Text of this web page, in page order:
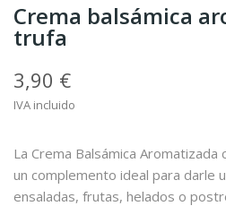
Crema balsámica
trufa
3,90 €
IVA incluido
La Crema Balsámica Aromatizada
un complemento ideal para darle
ensaladas, frutas, helados o